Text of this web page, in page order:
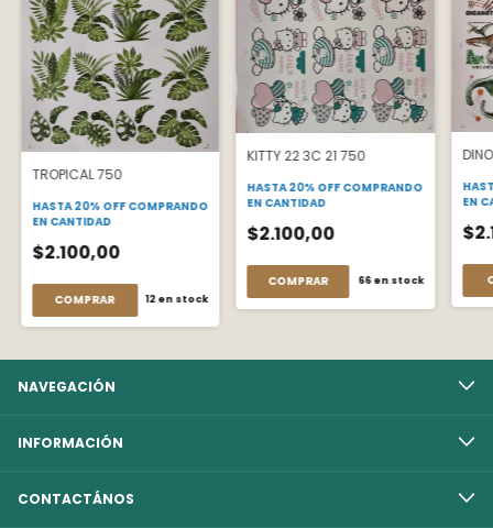
TROPICAL 750
HASTA 20% OFF COMPRANDO
EN CANTIDAD
$2.100,00
COMPRAR 12en stock
KITTY 22 3C 21 750
HASTA 20% OFFCOMPRANDO
EN CANTIDAD
$2.100,00
COMPRAR 66en stock
EN
NAVEGACIÓN
INFORMACIÓN
CONTACTÁNOS